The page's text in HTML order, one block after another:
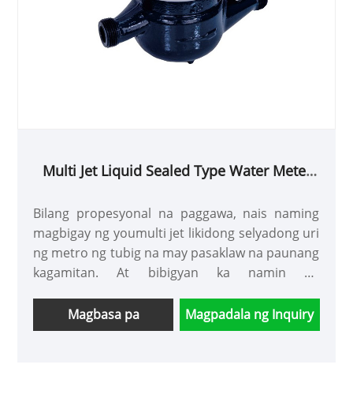
Multi Jet Liquid Sealed Type Water Meter
Bilang propesyonal na paggawa, nais naming
magbigay ng youmulti jet likidong selyadong uri
ng metro ng tubig na may pasaklaw na paunang
kagamitan. At bibigyan ka namin ng
pagbebenta at napapanahong paghahatid.
Magbasa pa Magpadala ng Inquiry